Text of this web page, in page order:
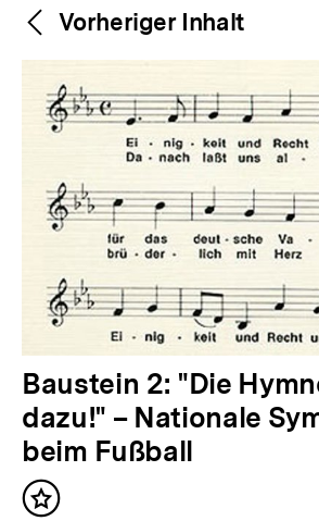
Weitere
Inhalte
Content-
Navigation
Vorheriger Inhalt
V
o
r
h
Baustein 2: "Die
dazu!" – Nationale
beim Fußball
Inhalt